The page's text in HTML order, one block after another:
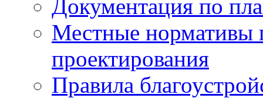
Документация по
Местные нормативы
проектирования
Правила